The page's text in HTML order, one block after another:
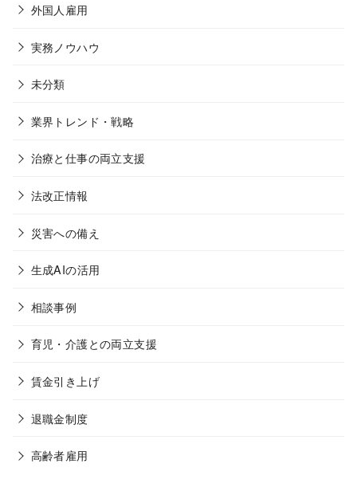
外国人雇用
実務ノウハウ
未分類
業界トレンド・戦略
治療と仕事の両立支援
法改正情報
災害への備え
生成AIの活用
相談事例
育児・介護との両立支援
賃金引き上げ
退職金制度
高齢者雇用